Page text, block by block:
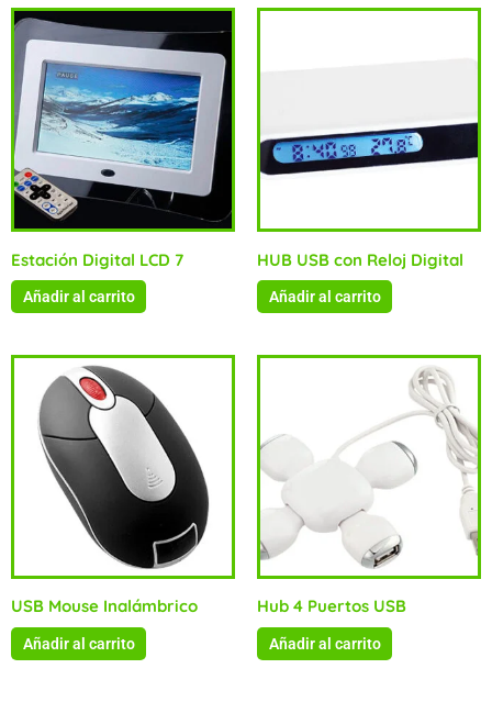
Estación Digital LCD 7
Añadir al carrito
HUB USB con Reloj Digital
Añadir al carrito
USB Mouse Inalámbrico
Añadir al carrito
Hub 4 Puertos USB
Añadir al carrito